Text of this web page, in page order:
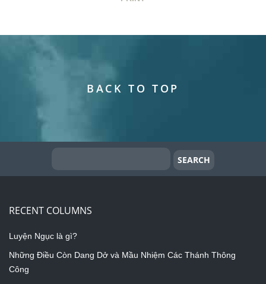
BACK TO TOP
RECENT COLUMNS
Luyện Ngục là gì?
Những Điều Còn Dang Dở và Mầu Nhiệm Các Thánh Thông
Công